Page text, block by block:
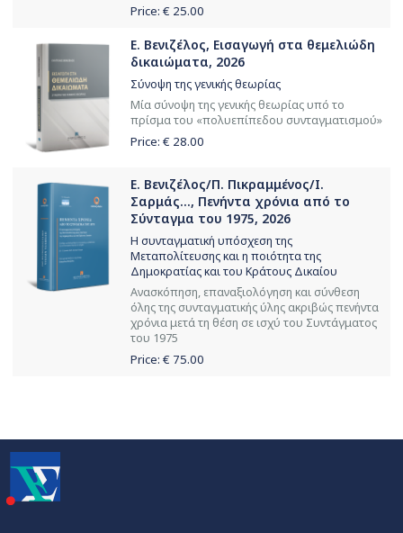
Price: € 25.00
Ε. Βενιζέλος, Εισαγωγή στα θεμελιώδη
δικαιώματα, 2026
Σύνοψη της γενικής θεωρίας
Μία σύνοψη της γενικής θεωρίας υπό το
πρίσμα του «πολυεπίπεδου συνταγματισμού»
Price: € 28.00
Ε. Βενιζέλος/Π. Πικραμμένος/Ι.
Σαρμάς..., Πενήντα χρόνια από το
Σύνταγμα του 1975, 2026
Η συνταγματική υπόσχεση της
Μεταπολίτευσης και η ποιότητα της
Δημοκρατίας και του Κράτους Δικαίου
Ανασκόπηση, επαναξιολόγηση και σύνθεση
όλης της συνταγματικής ύλης ακριβώς πενήντα
χρόνια μετά τη θέση σε ισχύ του Συντάγματος
του 1975
Price: € 75.00